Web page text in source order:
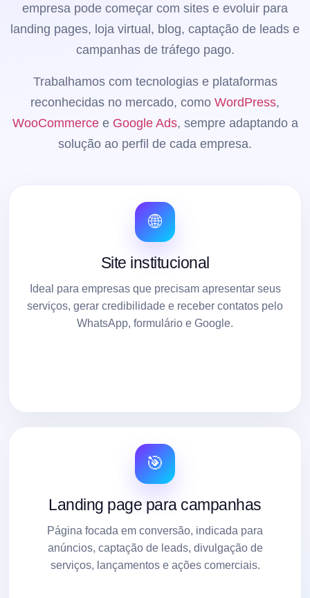
empresa pode começar com sites e evoluir para
landing pages, loja virtual, blog, captação de leads e
campanhas de tráfego pago.
Trabalhamos com tecnologias e plataformas
reconhecidas no mercado, como WordPress,
WooCommercee Google Ads, sempre adaptando a
solução ao perfil de cada empresa.
🌐
Site institucional
Ideal para empresas que precisam apresentar seus
serviços, gerar credibilidade e receber contatos pelo
WhatsApp, formulário e Google.
🎯
Landing page para campanhas
Página focada em conversão, indicada para
anúncios, captação de leads, divulgação de
serviços, lançamentos e ações comerciais.